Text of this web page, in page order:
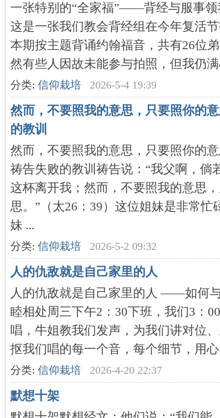
一张特别的“全家福”——背经与服事领
这是一张我们教会背经组在今年复活
本期按主题背诵约翰福音，共有26位
然有些人因故未能参与拍照，但我仍
分类: 信仰栽培 2026-5-4 19:39
然而，不要照我的意思，只要照你的
的教训
然而，不要照我的意思，只要照你的
祷告失败的教训祷告说：“我父啊，倘
这杯离开我；然而，不要照我的意思
思。”（太26：39）这位姐妹是非常
妹 ...
分类: 信仰栽培 2026-5-2 09:32
人的仇敌就是自己家里的人
人的仇敌就是自己家里的人 ——如何
睦相处周三下午2：30下班，我们3：
唱，牛姐教我们发声，为我们讲对位
抠我们唱的每一个音，每个细节，用
分类: 信仰栽培 2026-4-20 22:37
默想十架